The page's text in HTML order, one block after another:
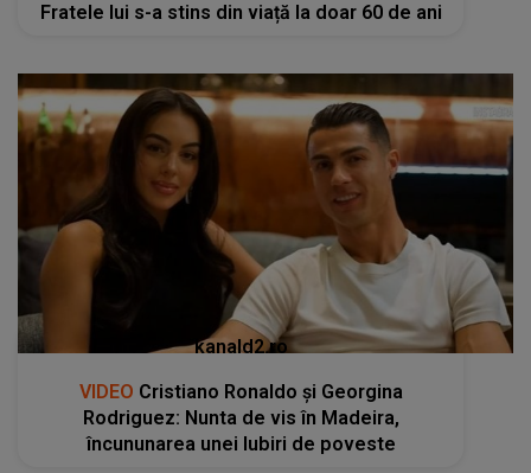
Fratele lui s-a stins din viață la doar 60 de ani
kanald2.ro
VIDEO Cristiano Ronaldo și Georgina
Rodriguez: Nunta de vis în Madeira,
încununarea unei Iubiri de poveste